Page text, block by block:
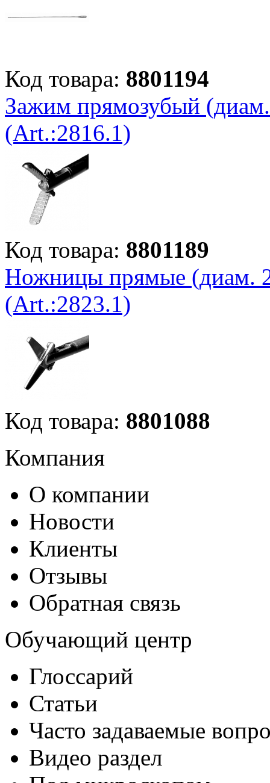
Код товара: 8801194
Зажим прямозубый
(Art.:2816.1)
Код товара: 8801189
Ножницы прямые (диам.
(Art.:2823.1)
Код товара: 8801088
Компания
О компании
Новости
Клиенты
Отзывы
Обратная связь
Обучающий центр
Глоссарий
Статьи
Часто задаваемые
Видео раздел